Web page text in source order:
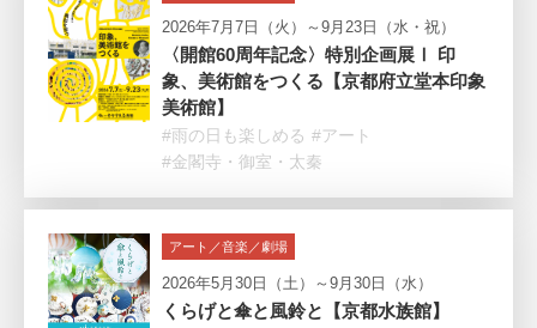
2026年7月7日（火）～9月23日（水・祝）
〈開館60周年記念〉特別企画展Ⅰ 印
象、美術館をつくる【京都府立堂本印象
美術館】
#雨の日も楽しめる #アート
#金閣寺・御室・太秦
アート／音楽／劇場
2026年5月30日（土）～9月30日（水）
くらげと傘と風鈴と【京都水族館】